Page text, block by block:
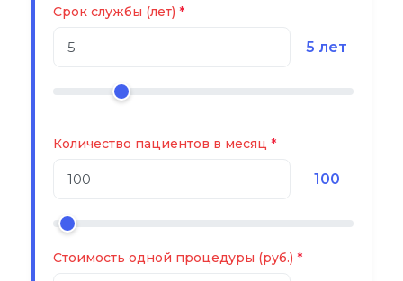
Срок службы (лет)
5 лет
Количество пациентов в месяц
100
Стоимость одной процедуры (руб.)